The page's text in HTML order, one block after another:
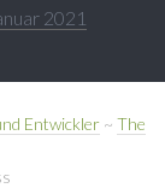
2021
Entwickler~ The